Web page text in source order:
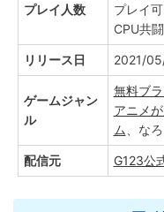
プレイ人数
プレイ
CPU共闘
リリース日 2021/
ゲームジャン
ル
無料ブ
アニメ
ム 、な
配信元 G123公